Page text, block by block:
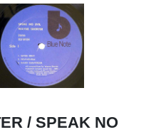
/ SPEAK NO